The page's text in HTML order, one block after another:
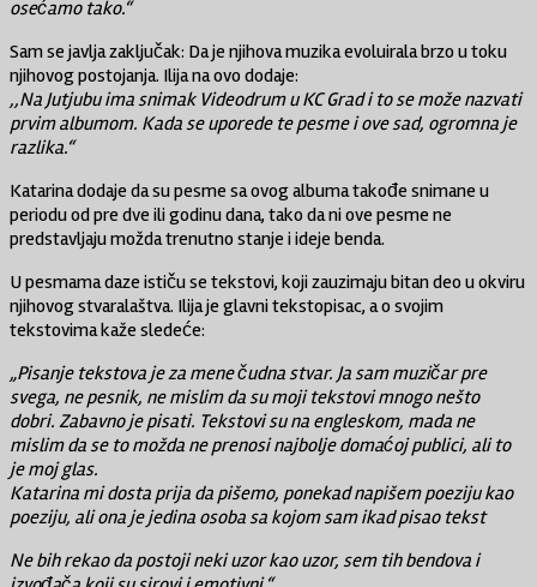
osećamo tako.“
Sam se javlja zaključak: Da je njihova muzika evoluirala brzo u toku
njihovog postojanja. Ilija na ovo dodaje:
,,Na Jutjubu ima snimak Videodrum u KC Grad i to se može nazvati
prvim albumom. Kada se uporede te pesme i ove sad, ogromna je
razlika.“
Katarina dodaje da su pesme sa ovog albuma takođe snimane u
periodu od pre dve ili godinu dana, tako da ni ove pesme ne
predstavljaju možda trenutno stanje i ideje benda.
U pesmama daze ističu se tekstovi, koji zauzimaju bitan deo u okviru
njihovog stvaralaštva. Ilija je glavni tekstopisac, a o svojim
tekstovima kaže sledeće:
„Pisanje tekstova je za mene čudna stvar. Ja sam muzičar pre
svega, ne pesnik, ne mislim da su moji tekstovi mnogo nešto
dobri. Zabavno je pisati. Tekstovi su na engleskom, mada ne
mislim da se to možda ne prenosi najbolje domaćoj publici, ali to
je moj glas.
Katarina mi dosta prija da pišemo, ponekad napišem poeziju kao
poeziju, ali ona je jedina osoba sa kojom sam ikad pisao tekst
Ne bih rekao da postoji neki uzor kao uzor, sem tih bendova i